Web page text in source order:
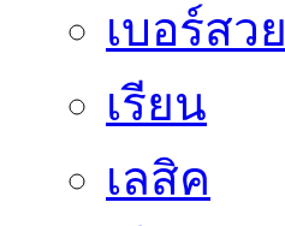
เบอร์สวย
เรียน
เลสิค